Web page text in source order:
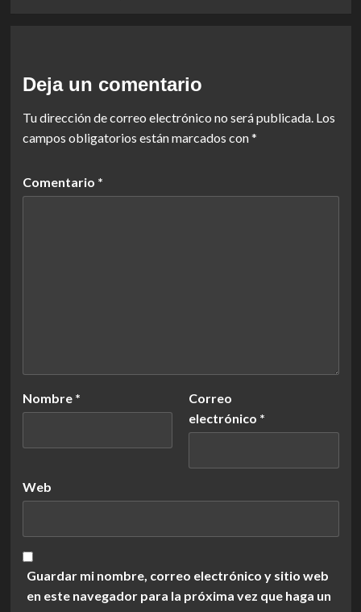
Deja un comentario
Tu dirección de correo electrónico no será publicada. Los
campos obligatorios están marcados con*
Comentario *
Nombre *
Correo
electrónico *
Web
Guardar mi nombre, correo electrónico y sitio web
en este navegador para la próxima vez que haga un